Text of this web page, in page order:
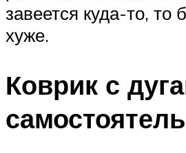
завеется куда-то, то
хуже.
Коврик с